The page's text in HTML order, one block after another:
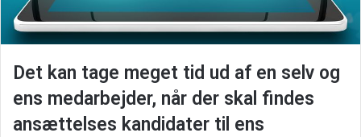
Det kan tage meget tid ud af en selv og
ens medarbejder, når der skal findes
ansættelses kandidater til ens